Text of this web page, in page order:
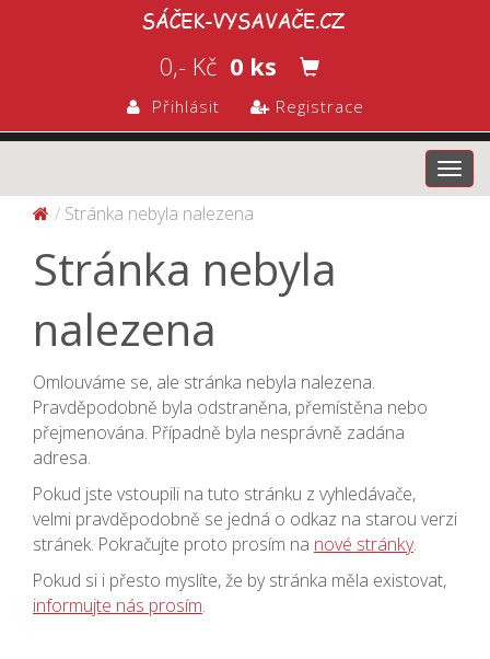
0,- Kč 0 ks
Přihlásit Registrace
Stránka nebyla nalezena
Stránka nebyla
nalezena
Omlouváme se, ale stránka nebyla nalezena.
Pravděpodobně byla odstraněna, přemístěna nebo
přejmenována. Případně byla nesprávně zadána
adresa.
Pokud jste vstoupili na tuto stránku z vyhledávače,
velmi pravděpodobně se jedná o odkaz na starou verzi
stránek. Pokračujte proto prosím na nové stránky.
Pokud si i přesto myslíte, že by stránka měla existovat,
informujte nás prosím.